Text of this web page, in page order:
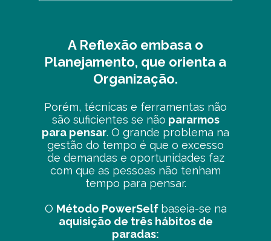
Porém, técnicas e ferramentas não
são suficientes se não pararmos
para pensar. O grande problema na
gestão do tempo é que o excesso
de demandas e oportunidades faz
com que as pessoas não tenham
tempo para pensar.
O Método PowerSelf baseia-se na
aquisição de três hábitos de
paradas:
A Reflexão embasa o
Planejamento, que orienta a
Organização.